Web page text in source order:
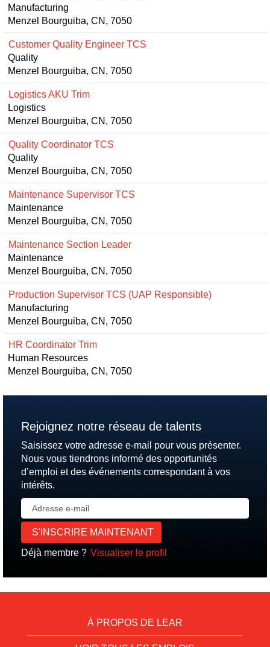
Manufacturing
Menzel Bourguiba, CN, 7050
Customer Quality Engineer TCS
Quality
Menzel Bourguiba, CN, 7050
Logistics AKU Trim
Logistics
Menzel Bourguiba, CN, 7050
Quality Coordinator TCS
Quality
Menzel Bourguiba, CN, 7050
Maintenance Supervisor TCS
Maintenance
Menzel Bourguiba, CN, 7050
Maintenance Section Leader
Maintenance
Menzel Bourguiba, CN, 7050
Production Supervisor TCS (UAP Responsible)
Manufacturing
Menzel Bourguiba, CN, 7050
HR Coordinator Trim
Human Resources
Menzel Bourguiba, CN, 7050
Rejoignez notre réseau de talents
Saisissez votre adresse e-mail pour vous présenter.
Nous vous tiendrons informé des opportunités
d’emploi et des événements correspondant à vos
intérêts.
Déjà membre ? Visualiser le profil
À PROPOS DE LEAR